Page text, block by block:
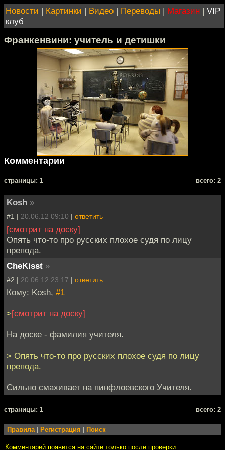
Новости | Картинки | Видео | Переводы | Магазин | VIP
клуб
Франкенвини: учитель и детишки
Комментарии
cтраницы: 1 всего: 2
Kosh »
#1 | 20.06.12 09:10 | ответить
[смотрит на доску]
Опять что-то про русских плохое судя по лицу
препода.
CheKisst »
#2 | 20.06.12 23:17 | ответить
Кому: Kosh, #1
>[смотрит на доску]
На доске - фамилия учителя.
> Опять что-то про русских плохое судя по лицу
препода.
Сильно смахивает на пинфлоевского Учителя.
cтраницы: 1 всего: 2
Правила Регистрация Поиск
Комментарий появится на сайте только после проверки